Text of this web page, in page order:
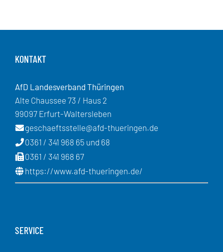
KONTAKT
AfD Landesverband Thüringen
Alte Chaussee 73 / Haus 2
99097 Erfurt-Waltersleben
geschaeftsstelle@afd-thueringen.de
0361 / 341 968 65 und 68
0361 / 341 968 67
https://www.afd-thueringen.de/
SERVICE